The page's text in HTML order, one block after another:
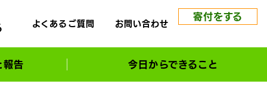
よくあるご質問 お問い合わせ
寄付をする
報告 今日からできること